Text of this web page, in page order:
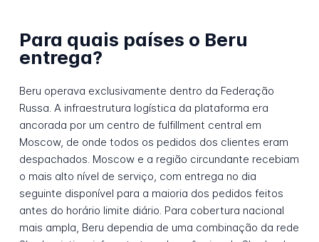
Para quais países o Beru
entrega?
Beru operava exclusivamente dentro da Federação
Russa. A infraestrutura logística da plataforma era
ancorada por um centro de fulfillment central em
Moscow, de onde todos os pedidos dos clientes eram
despachados. Moscow e a região circundante recebiam
o mais alto nível de serviço, com entrega no dia
seguinte disponível para a maioria dos pedidos feitos
antes do horário limite diário. Para cobertura nacional
mais ampla, Beru dependia de uma combinação da rede